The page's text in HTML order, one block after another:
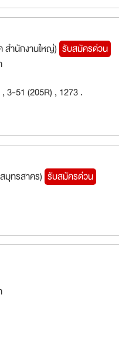
สำนักงานใหญ่) รับสมัครด่วน
3-51 (205R) , 1273 .
มุทรสาคร) รับสมัครด่วน